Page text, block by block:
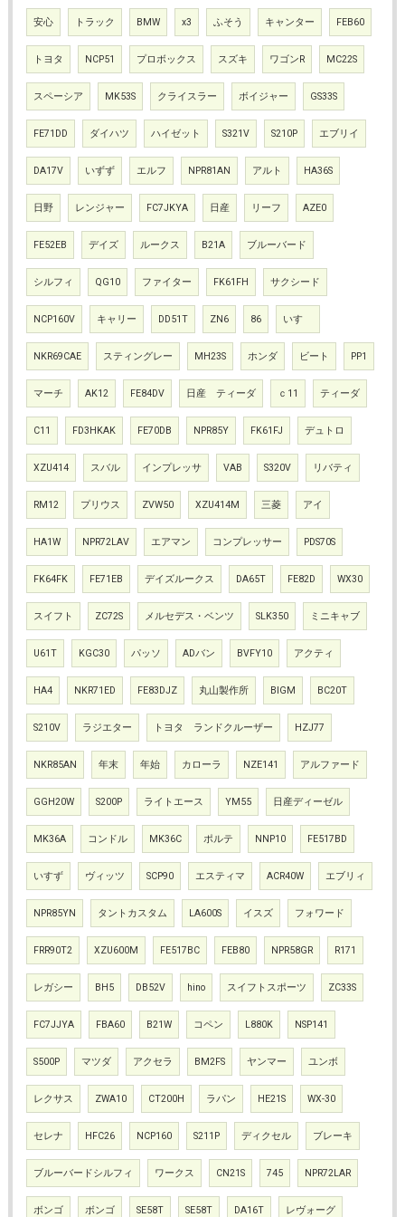
安心 トラック BMW x3 ふそう キャンター FEB60
トヨタ NCP51 プロボックス スズキ ワゴンR MC22S
スペーシア MK53S クライスラー ボイジャー GS33S
FE71DD ダイハツ ハイゼット S321V S210P エブリイ
DA17V いずず エルフ NPR81AN アルト HA36S
日野 レンジャー FC7JKYA 日産 リーフ AZE0
FE52EB デイズ ルークス B21A ブルーバード
シルフィ QG10 ファイター FK61FH サクシード
NCP160V キャリー DD51T ZN6 86 いすゞ
NKR69CAE スティングレー MH23S ホンダ ビート PP1
マーチ AK12 FE84DV 日産 ティーダ ｃ11 ティーダ
C11 FD3HKAK FE70DB NPR85Y FK61FJ デュトロ
XZU414 スバル インプレッサ VAB S320V リバティ
RM12 プリウス ZVW50 XZU414M 三菱 アイ
HA1W NPR72LAV エアマン コンプレッサー PDS70S
FK64FK FE71EB デイズルークス DA65T FE82D WX30
スイフト ZC72S メルセデス・ベンツ SLK350 ミニキャブ
U61T KGC30 パッソ ADバン BVFY10 アクティ
HA4 NKR71ED FE83DJZ 丸山製作所 BIGM BC20T
S210V ラジエター トヨタ ランドクルーザー HZJ77
NKR85AN 年末 年始 カローラ NZE141 アルファード
GGH20W S200P ライトエース YM55 日産ディーゼル
MK36A コンドル MK36C ポルテ NNP10 FE517BD
いすず ヴィッツ SCP90 エスティマ ACR40W エブリィ
NPR85YN タントカスタム LA600S イスズ フォワード
FRR90T2 XZU600M FE517BC FEB80 NPR58GR R171
レガシー BH5 DB52V hino スイフトスポーツ ZC33S
FC7JJYA FBA60 B21W コペン L880K NSP141
S500P マツダ アクセラ BM2FS ヤンマー ユンボ
レクサス ZWA10 CT200H ラパン HE21S WX-30
セレナ HFC26 NCP160 S211P ディクセル ブレーキ
ブルーバードシルフィ ワークス CN21S 745 NPR72LAR
ボンゴ ボンゴ SE58T SE58T DA16T レヴォーグ